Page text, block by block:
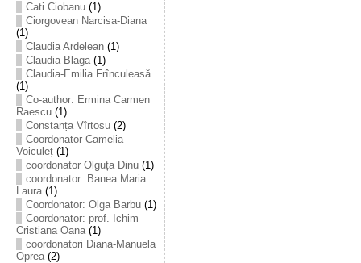
Cati Ciobanu(1)
Ciorgovean Narcisa-Diana
(1)
Claudia Ardelean(1)
Claudia Blaga(1)
Claudia-Emilia Frînculeasă
(1)
Co-author: Ermina Carmen
Raescu(1)
Constanța Vîrtosu(2)
Coordonator Camelia
Voiculeț(1)
coordonator Olguța Dinu(1)
coordonator: Banea Maria
Laura(1)
Coordonator: Olga Barbu(1)
Coordonator: prof. Ichim
Cristiana Oana(1)
coordonatori Diana-Manuela
Oprea(2)